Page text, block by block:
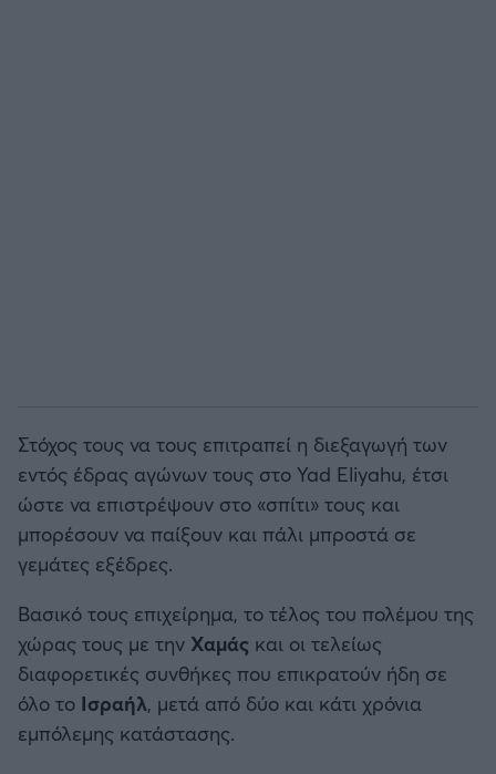
Στόχος τους να τους επιτραπεί η διεξαγωγή των
εντός έδρας αγώνων τους στο Yad Eliyahu, έτσι
ώστε να επιστρέψουν στο «σπίτι» τους και
μπορέσουν να παίξουν και πάλι μπροστά σε
γεμάτες εξέδρες.
Βασικό τους επιχείρημα, το τέλος του πολέμου της
χώρας τους με την Χαμάς και οι τελείως
διαφορετικές συνθήκες που επικρατούν ήδη σε
όλο το Ισραήλ, μετά από δύο και κάτι χρόνια
εμπόλεμης κατάστασης.